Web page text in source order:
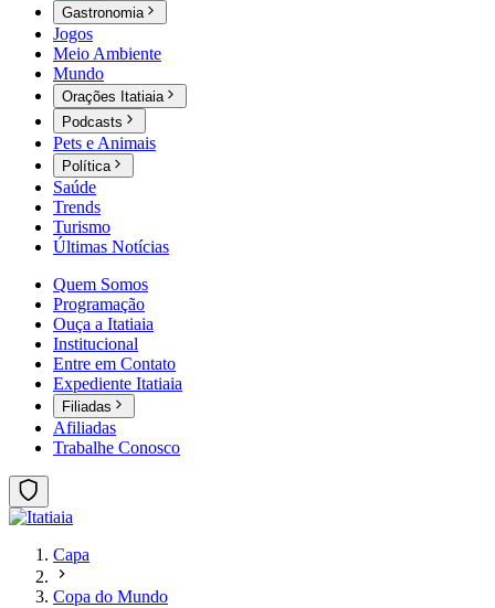
Gastronomia
Jogos
Meio Ambiente
Mundo
Orações Itatiaia
Podcasts
Pets e Animais
Política
Saúde
Trends
Turismo
Últimas Notícias
Quem Somos
Programação
Ouça a Itatiaia
Institucional
Entre em Contato
Expediente Itatiaia
Filiadas
Afiliadas
Trabalhe Conosco
Capa
Copa do Mundo